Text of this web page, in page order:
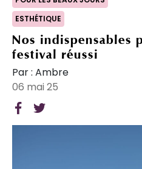
ESTHÉTIQUE
Nos indispensables
festival réussi
Par : Ambre
06 mai 25